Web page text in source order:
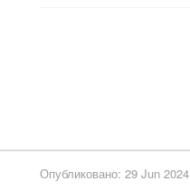
Опубликовано: 29 Jun 2024